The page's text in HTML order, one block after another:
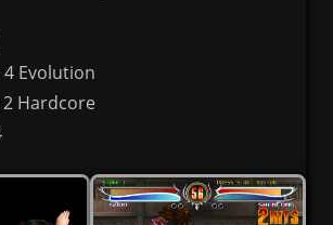
Evolution
2 Hardcore